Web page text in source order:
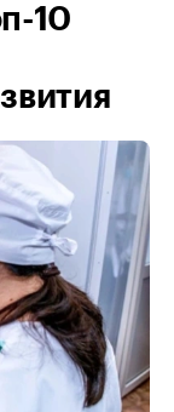
10